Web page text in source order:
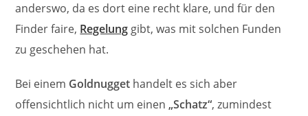
anderswo, da es dort eine recht klare, und für den
Finder faire, Regelung gibt, was mit solchen Funden
zu geschehen hat.
Bei einem Goldnugget handelt es sich aber
offensichtlich nicht um einen„Schatz“, zumindest